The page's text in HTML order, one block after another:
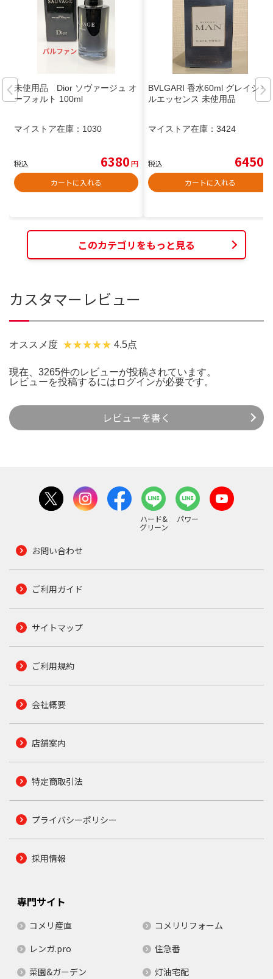
未使用品 Dior ソヴァージュ オ
ーフォルト 100ml
マイストア在庫： 1030
税込 6380円
カートに入れる
BVLGARI 香水60ml グレイシャ
ルエッセンス 未使用品
マイストア在庫： 3424
税込 6450
カートに入れる
このカテゴリをもっと見る
カスタマーレビュー
オススメ度 4.5点
現在、3265件のレビューが投稿されています。
レビューを投稿するには ログインが必要です。
レビューを書く
ハード&
グリーン
パワー
お問い合わせ
ご利用ガイド
サイトマップ
ご利用規約
会社概要
店舗案内
特定商取引法
プライバシーポリシー
採用情報
専門サイト
コメリ産直
コメリリフォーム
レンガ.pro
住急番
菜園&ガーデン
灯油宅配